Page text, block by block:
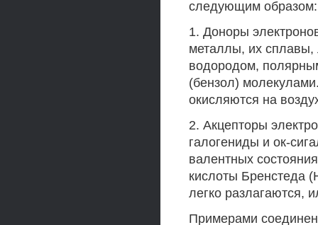
следующим образом:
1. Доноры
металлы, их
водородом,
(бензол)
окисляются на
2. Акцепторы
галогениды и ок-
валентных
кислоты Бренстеда
легко разлагаются,
Примерами